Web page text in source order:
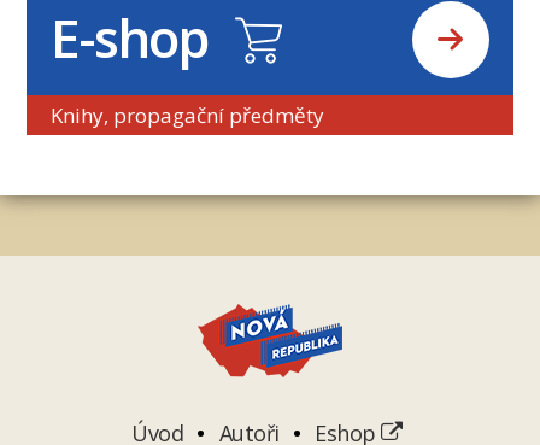
E-shop
Knihy, propagační předměty
Úvod Autoři Eshop